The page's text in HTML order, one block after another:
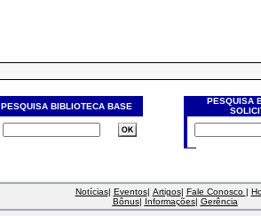
PESQUISA BIBLIOTECA BASE
PESQUISA
Notícias| Eventos| Artigos| Fale Conosco |
Bônus| Informações| Gerência